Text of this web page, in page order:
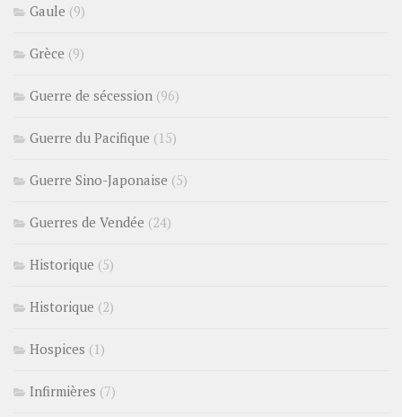
Gaule (9)
Grèce (9)
Guerre de sécession (96)
Guerre du Pacifique (15)
Guerre Sino-Japonaise (5)
Guerres de Vendée (24)
Historique (5)
Historique (2)
Hospices (1)
Infirmières (7)